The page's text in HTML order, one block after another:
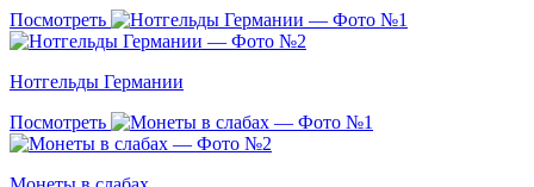
Посмотреть
Нотгельды Германии
Посмотреть